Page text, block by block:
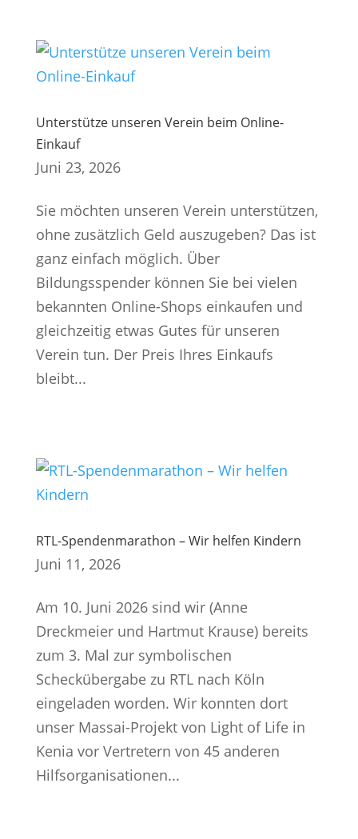
Unterstütze unseren Verein beim Online-
Einkauf
Juni 23, 2026
Sie möchten unseren Verein unterstützen,
ohne zusätzlich Geld auszugeben? Das ist
ganz einfach möglich. Über
Bildungsspender können Sie bei vielen
bekannten Online-Shops einkaufen und
gleichzeitig etwas Gutes für unseren
Verein tun. Der Preis Ihres Einkaufs
bleibt...
RTL-Spendenmarathon – Wir helfen Kindern
Juni 11, 2026
Am 10. Juni 2026 sind wir (Anne
Dreckmeier und Hartmut Krause) bereits
zum 3. Mal zur symbolischen
Scheckübergabe zu RTL nach Köln
eingeladen worden. Wir konnten dort
unser Massai-Projekt von Light of Life in
Kenia vor Vertretern von 45 anderen
Hilfsorganisationen...